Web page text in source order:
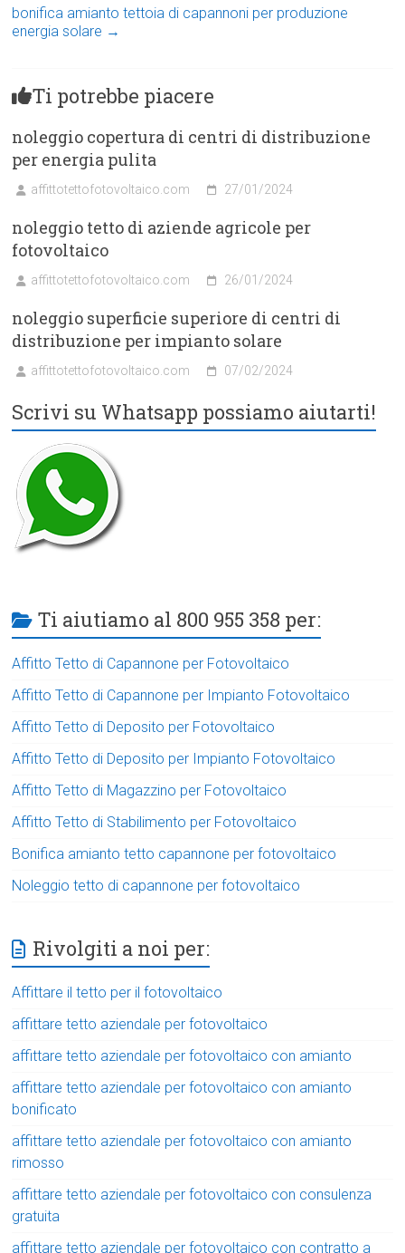
bonifica amianto tettoia di capannoni per produzione
energia solare →
Ti potrebbe piacere
noleggio copertura di centri di distribuzione
per energia pulita
affittotettofotovoltaico.com 27/01/2024
noleggio tetto di aziende agricole per
fotovoltaico
affittotettofotovoltaico.com 26/01/2024
noleggio superficie superiore di centri di
distribuzione per impianto solare
affittotettofotovoltaico.com 07/02/2024
Scrivi su Whatsapp possiamo aiutarti!
Ti aiutiamo al 800 955 358 per:
Affitto Tetto di Capannone per Fotovoltaico
Affitto Tetto di Capannone per Impianto Fotovoltaico
Affitto Tetto di Deposito per Fotovoltaico
Affitto Tetto di Deposito per Impianto Fotovoltaico
Affitto Tetto di Magazzino per Fotovoltaico
Affitto Tetto di Stabilimento per Fotovoltaico
Bonifica amianto tetto capannone per fotovoltaico
Noleggio tetto di capannone per fotovoltaico
Rivolgiti a noi per:
Affittare il tetto per il fotovoltaico
affittare tetto aziendale per fotovoltaico
affittare tetto aziendale per fotovoltaico con amianto
affittare tetto aziendale per fotovoltaico con amianto
bonificato
affittare tetto aziendale per fotovoltaico con amianto
rimosso
affittare tetto aziendale per fotovoltaico con consulenza
gratuita
affittare tetto aziendale per fotovoltaico con contratto a